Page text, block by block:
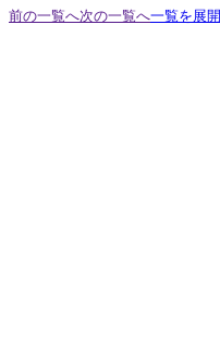
前の一覧へ次の一覧へ一覧を展開